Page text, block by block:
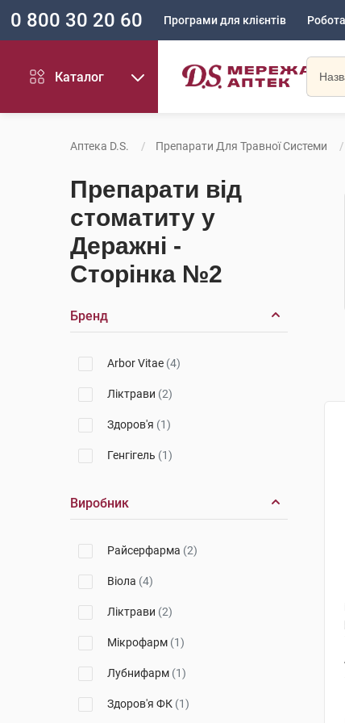
0 800 30 20 60 Програми для клієнтів
Каталог
Аптека D.S. Препарати Для Травної Системи
Препарати від
стоматиту у
Деражні -
Сторінка №2
Бренд
Arbor Vitae (4)
Ліктрави (2)
Здоров'я (1)
Генгігель (1)
Виробник
Райсерфарма (2)
Віола (4)
Ліктрави (2)
Мікрофарм (1)
Лубнифарм (1)
Здоров'я ФК (1)